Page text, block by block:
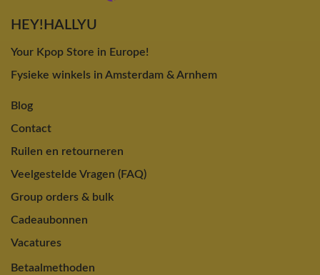
HEY!HALLYU
Your Kpop Store in Europe!
Fysieke winkels in Amsterdam & Arnhem
Blog
Contact
Ruilen en retourneren
Veelgestelde Vragen (FAQ)
Group orders & bulk
Cadeaubonnen
Vacatures
Betaalmethoden